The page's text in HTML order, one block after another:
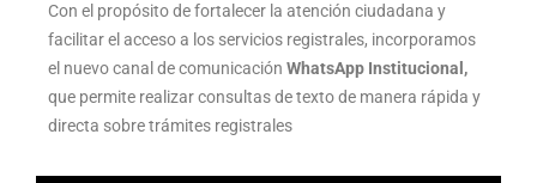
Con el propósito de fortalecer la atención ciudadana y
facilitar el acceso a los servicios registrales, incorporamos
el nuevo canal de comunicación WhatsApp Institucional,
que permite realizar consultas de texto de manera rápida y
directa sobre trámites registrales